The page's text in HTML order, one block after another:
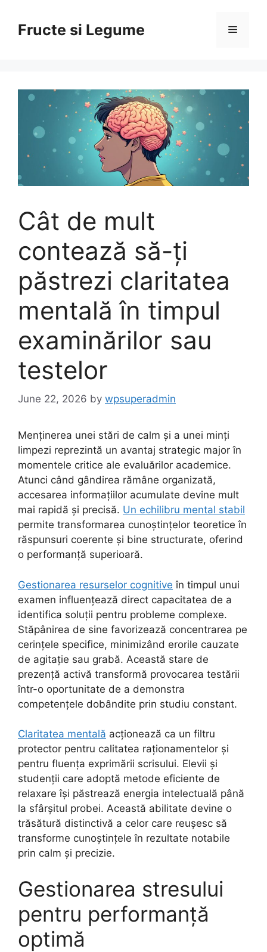
contentFructe si Legume Menu
Cât de mult
contează să-ți
păstrezi claritatea
mentală în timpul
examinărilor sau
testelor
June 22, 2026 by wpsuperadmin
Menținerea unei stări de calm și a unei minți
limpezi reprezintă un avantaj strategic major în
momentele critice ale evaluărilor academice.
Atunci când gândirea rămâne organizată,
accesarea informațiilor acumulate devine mult
mai rapidă și precisă. Un echilibru mental stabil
permite transformarea cunoștințelor teoretice în
răspunsuri coerente și bine structurate, oferind
o performanță superioară.
Gestionarea resurselor cognitive în timpul unui
examen influențează direct capacitatea de a
identifica soluții pentru probleme complexe.
Stăpânirea de sine favorizează concentrarea pe
cerințele specifice, minimizând erorile cauzate
de agitație sau grabă. Această stare de
prezență activă transformă provocarea testării
într-o oportunitate de a demonstra
competențele dobândite prin studiu constant.
Claritatea mentală acționează ca un filtru
protector pentru calitatea raționamentelor și
pentru fluența exprimării scrisului. Elevii și
studenții care adoptă metode eficiente de
relaxare își păstrează energia intelectuală până
la sfârșitul probei. Această abilitate devine o
trăsătură distinctivă a celor care reușesc să
transforme cunoștințele în rezultate notabile
prin calm și precizie.
Gestionarea stresului
pentru performanță
optimă